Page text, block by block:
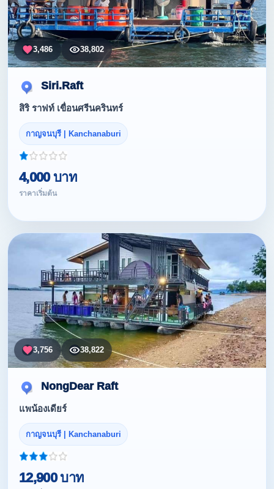
3,486 38,802
Siri.Raft
สิริ ราฟท์ เขื่อนศรีนครินทร์
กาญจนบุรี | Kanchanaburi
4,000 บาท
ราคาเริ่มต้น
3,756 38,822
NongDear Raft
แพน้องเดียร์
กาญจนบุรี | Kanchanaburi
12,900 บาท